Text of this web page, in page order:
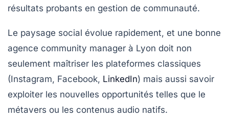
résultats probants en gestion de communauté.
Le paysage social évolue rapidement, et une bonne
agence community manager à Lyon doit non
seulement maîtriser les plateformes classiques
(Instagram, Facebook, LinkedIn) mais aussi savoir
exploiter les nouvelles opportunités telles que le
métavers ou les contenus audio natifs.